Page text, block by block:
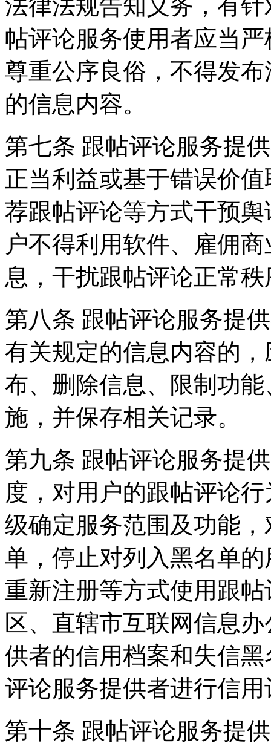
法律法规告知义务，有
帖评论服务使用者应当
尊重公序良俗，不得发
的信息内容。
第七条 跟帖评论服务提
正当利益或基于错误价
荐跟帖评论等方式干预
户不得利用软件、雇佣
息，干扰跟帖评论正常
第八条 跟帖评论服务提
有关规定的信息内容的
布、删除信息、限制功
施，并保存相关记录。
第九条 跟帖评论服务提
度，对用户的跟帖评论
级确定服务范围及功能
单，停止对列入黑名单
重新注册等方式使用跟
区、直辖市互联网信息
供者的信用档案和失信
评论服务提供者进行信用
第十条 跟帖评论服务提